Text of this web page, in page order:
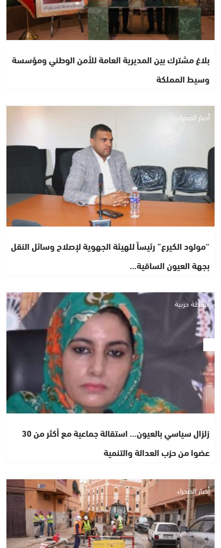
بلاغ مشترك بين المديرية العامة للأمن الوطني ومؤسسة
وسيط المملكة
أخبار الصحراء
“مولود الكيرع” رئيساً للهيئة الجهوية لإصلاح وسائل النقل
بجهة العيون الساقية…
أنشطة حزبية
زلزال سياسي بالعيون… استقالة جماعية مع أكثر من 30
عضوا من حزب العدالة والتنمية
أخبار الصحراء